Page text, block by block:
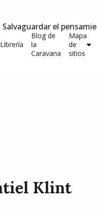
Salvaguardar el
Librería
Blog de
la
Caravana
Mapa
de
sitios
Klint